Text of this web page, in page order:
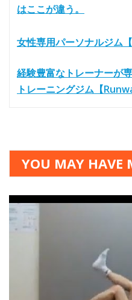
はここが違う。
女性専用パーソナルジム
経験豊富なトレーナーが
トレーニングジム【
YOU MAY HAVE